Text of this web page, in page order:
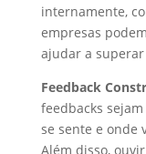
internamente,
empresas
ajudar a superar
Feedback
feedbacks
se sente e onde
Além disso,